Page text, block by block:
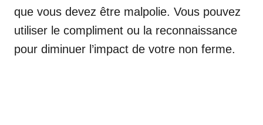
que vous devez être malpolie. Vous pouvez
utiliser le compliment ou la reconnaissance
pour diminuer l’impact de votre non ferme.